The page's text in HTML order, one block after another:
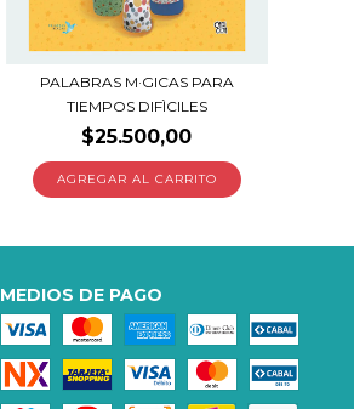
PALABRAS M·GICAS PARA
TIEMPOS DIFÌCILES
$25.500,00
MEDIOS DE PAGO